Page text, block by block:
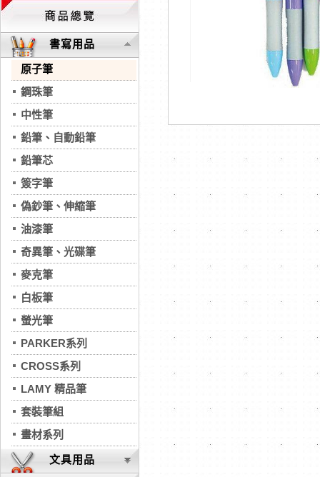
書寫用品
原子筆
鋼珠筆
中性筆
鉛筆、自動鉛筆
鉛筆芯
簽字筆
偽鈔筆、伸縮筆
油漆筆
奇異筆、光碟筆
麥克筆
白板筆
螢光筆
PARKER系列
CROSS系列
LAMY 精品筆
套裝筆組
畫材系列
文具用品